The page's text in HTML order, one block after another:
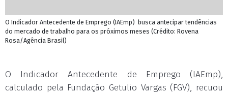
O Indicador Antecedente de Emprego (IAEmp) busca antecipar tendências
do mercado de trabalho para os próximos meses (Crédito: Rovena
Rosa/Agência Brasil)
O Indicador Antecedente de Emprego (IAEmp),
calculado pela Fundação Getulio Vargas (FGV), recuou